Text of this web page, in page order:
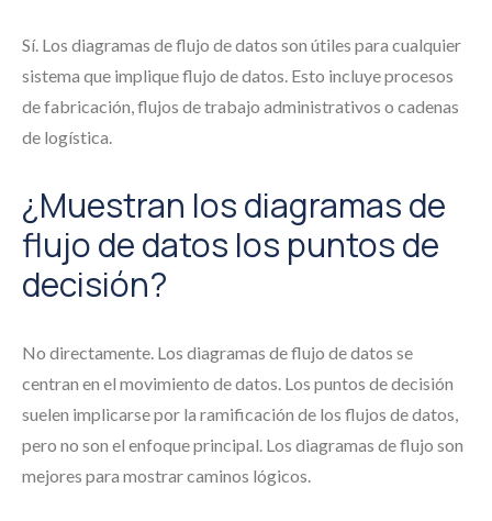
Sí. Los diagramas de flujo de datos son útiles para cualquier
sistema que implique flujo de datos. Esto incluye procesos
de fabricación, flujos de trabajo administrativos o cadenas
de logística.
¿Muestran los diagramas de
flujo de datos los puntos de
decisión?
No directamente. Los diagramas de flujo de datos se
centran en el movimiento de datos. Los puntos de decisión
suelen implicarse por la ramificación de los flujos de datos,
pero no son el enfoque principal. Los diagramas de flujo son
mejores para mostrar caminos lógicos.